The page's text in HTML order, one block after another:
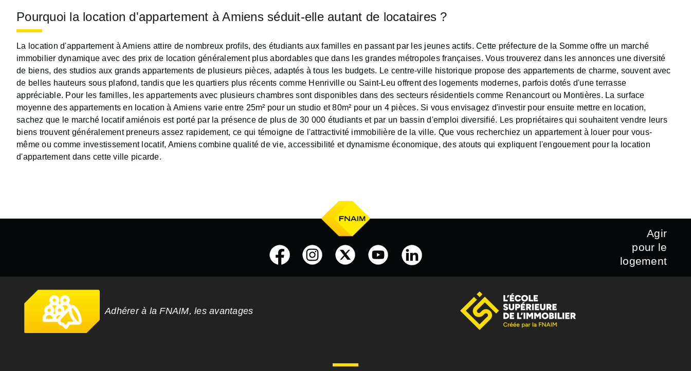
Pourquoi la location d'appartement à Amiens séduit-elle autant de locataires ?
La location d'appartement à Amiens attire de nombreux profils, des étudiants aux familles en passant par les jeunes actifs. Cette préfecture de la Somme offre un marché
immobilier dynamique avec des prix de location généralement plus abordables que dans les grandes métropoles françaises. Vous trouverez dans les annonces une diversité
de biens, des studios aux grands appartements de plusieurs pièces, adaptés à tous les budgets. Le centre-ville historique propose des appartements de charme, souvent avec
de belles hauteurs sous plafond, tandis que les quartiers plus récents comme Henriville ou Saint-Leu offrent des logements modernes, parfois dotés d'une terrasse
appréciable. Pour les familles, les appartements avec plusieurs chambres sont disponibles dans des secteurs résidentiels comme Renancourt ou Montières. La surface
moyenne des appartements en location à Amiens varie entre 25m² pour un studio et 80m² pour un 4 pièces. Si vous envisagez d'investir pour ensuite mettre en location,
sachez que le marché locatif amiénois est porté par la présence de plus de 30 000 étudiants et par un bassin d'emploi diversifié. Les propriétaires qui souhaitent vendre leurs
biens trouvent généralement preneurs assez rapidement, ce qui témoigne de l'attractivité immobilière de la ville. Que vous recherchiez un appartement à louer pour vous-
même ou comme investissement locatif, Amiens combine qualité de vie, accessibilité et dynamisme économique, des atouts qui expliquent l'engouement pour la location
d'appartement dans cette ville picarde.
Agir
pour le
logement
Adhérer à la FNAIM, les avantages